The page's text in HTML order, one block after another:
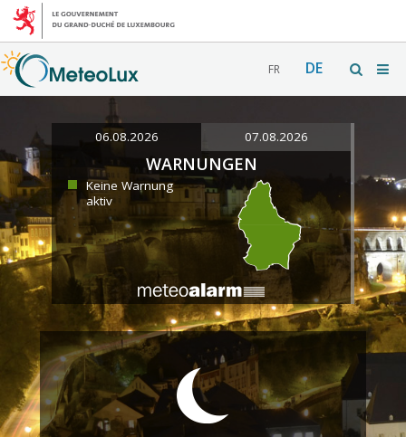
FR DE
06.08.2026 07.08.2026
WARNUNGEN
Keine Warnung
aktiv